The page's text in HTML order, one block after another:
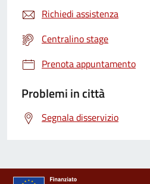
Richiedi assistenza
Centralino stage
Prenota appuntamento
Problemi in città
Segnala disservizio